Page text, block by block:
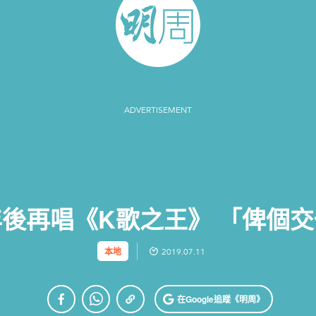
ADVERTISEMENT
再唱《K歌之王》 「俾個交
本地 2019.07.11
在Google追蹤《明周》